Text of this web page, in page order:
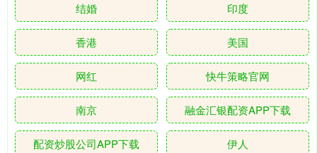
结婚 印度
香港 美国
网红 快牛策略官网
南京 融金汇银配资APP下载
配资炒股公司APP下载 伊人